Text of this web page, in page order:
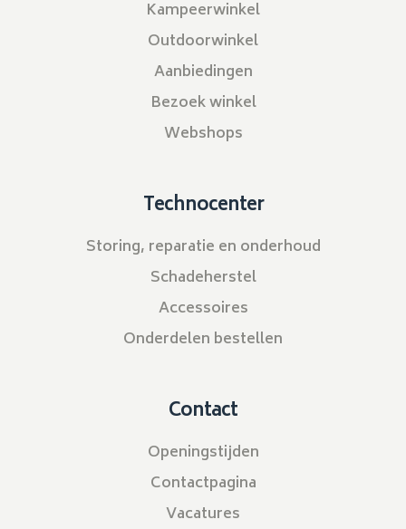
Kampeerwinkel
Outdoorwinkel
Aanbiedingen
Bezoek winkel
Webshops
Technocenter
Storing, reparatie en onderhoud
Schadeherstel
Accessoires
Onderdelen bestellen
Contact
Openingstijden
Contactpagina
Vacatures